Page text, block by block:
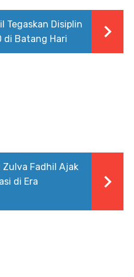
Tegaskan Disiplin
di Batang Hari
Zulva Fadhil Ajak
di Era